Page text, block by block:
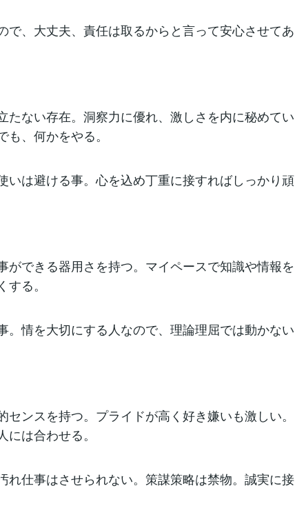
で、大丈夫、責任は取るからと言って安心させてあ
たない存在。洞察力に優れ、激しさを内に秘めてい
、何かをやる。
いは避ける事。心を込め丁重に接すればしっかり頑
ができる器用さを持つ。マイペースで知識や情報を
る。
。情を大切にする人なので、理論理屈では動かない
ンスを持つ。プライドが高く好き嫌いも激しい。
は合わせる。
れ仕事はさせられない。策謀策略は禁物。誠実に接